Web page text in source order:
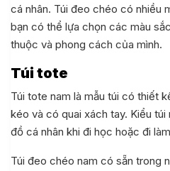
cá nhân. Túi đeo chéo có nhiều
bạn có thể lựa chọn các màu
thuộc và phong cách của mình.
Túi tote
Túi tote nam là mẫu túi có thiết
kéo và có quai xách tay. Kiểu
đồ cá nhân khi đi học hoặc đi
Túi đeo chéo nam có sẵn trong